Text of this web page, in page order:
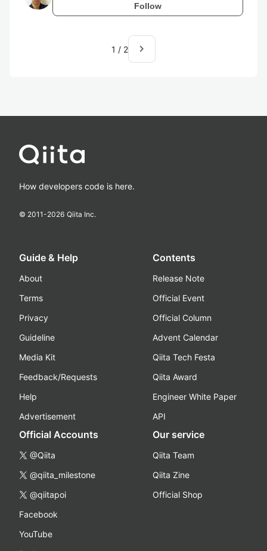
Follow
1 / 2 navigate_next
How developers code is here.
© 2011-2026 Qiita Inc.
Guide & Help
About
Terms
Privacy
Guideline
Media Kit
Feedback/Requests
Help
Advertisement
Contents
Release Note
Official Event
Official Column
Advent Calendar
Qiita Tech Festa
Qiita Award
Engineer White Paper
API
Official Accounts
@Qiita
@qiita_milestone
@qiitapoi
Facebook
YouTube
Our service
Qiita Team
Qiita Zine
Official Shop